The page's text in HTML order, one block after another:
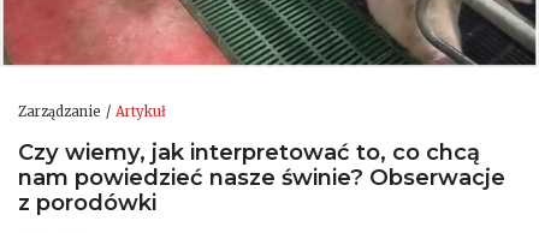
Zarządzanie Artykuł
Czy wiemy, jak interpretować to, co chcą
nam powiedzieć nasze świnie? Obserwacje
z porodówki